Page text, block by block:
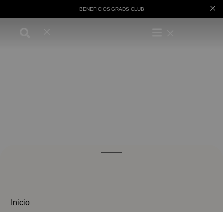
BENEFICIOS GRADS CLUB
Inicio